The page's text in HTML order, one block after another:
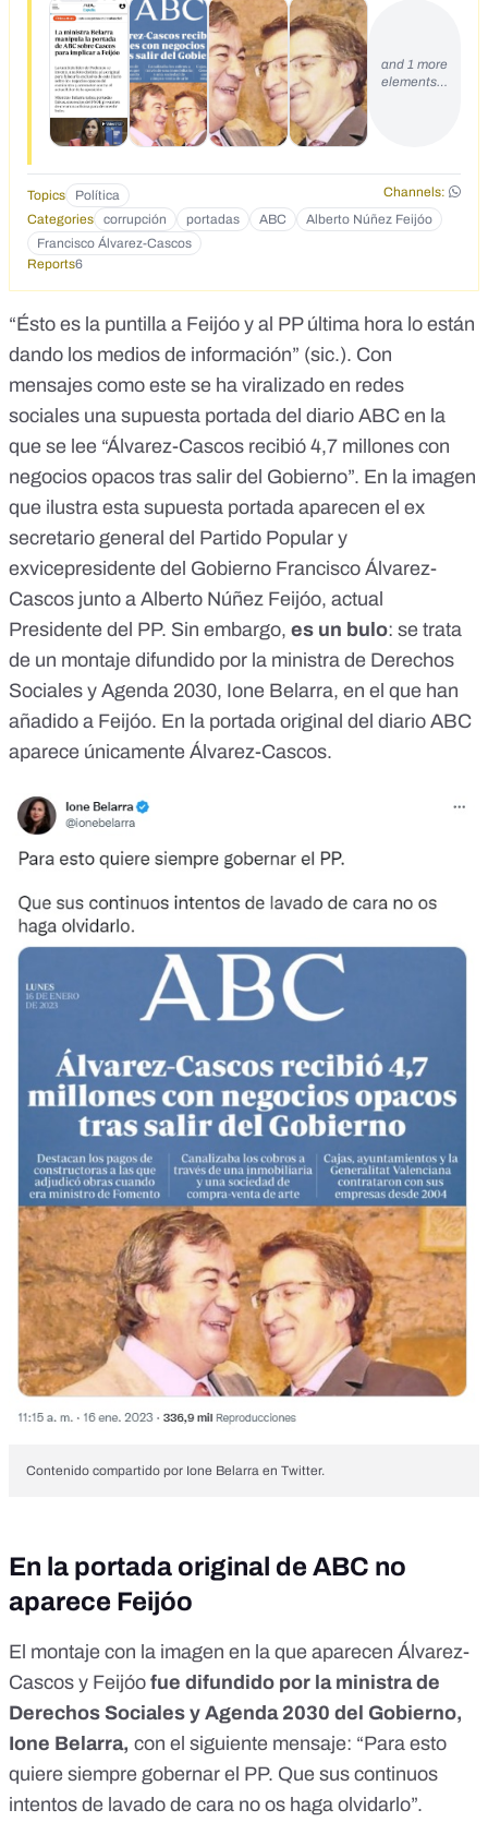
compra-venta de arte Cajas, ayuntamientos y la Generalitat
Valenciana contrataron con sus empresas desde 2004
https://www.esdiario.com/medios/290977749/ione-belarra-
manipula-portada-abc.html
and 1 more
elements…
Topics Política
Channels:
Categories
corrupción portadas ABC
Alberto Núñez Feijóo
Francisco Álvarez-Cascos
Reports6
“Ésto es la puntilla a Feijóo y al PP última hora lo están
dando los medios de información” (sic.). Con
mensajes como este se ha viralizado en redes
sociales una supuesta portada del diario ABC en la
que se lee “Álvarez-Cascos recibió 4,7 millones con
negocios opacos tras salir del Gobierno”. En la imagen
que ilustra esta supuesta portada aparecen el ex
secretario general del Partido Popular y
exvicepresidente del Gobierno Francisco Álvarez-
Cascos junto a Alberto Núñez Feijóo, actual
Presidente del PP. Sin embargo, es un bulo: se trata
de un montaje difundido por la ministra de Derechos
Sociales y Agenda 2030, Ione Belarra, en el que han
añadido a Feijóo. En la portada original del diario ABC
aparece únicamente Álvarez-Cascos.
Contenido compartido por Ione Belarra en Twitter.
En la portada original de ABC no
aparece Feijóo
El montaje con la imagen en la que aparecen Álvarez-
Cascos y Feijóo fue difundido por la ministra de
Derechos Sociales y Agenda 2030 del Gobierno,
Ione Belarra, con el siguiente mensaje: “Para esto
quiere siempre gobernar el PP. Que sus continuos
intentos de lavado de cara no os haga olvidarlo”.